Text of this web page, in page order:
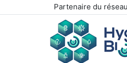
Partenaire du réseau